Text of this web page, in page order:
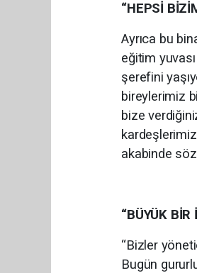
“HEPSİ
Ayrıca bu
eğitim
şerefini
bireylerimiz
bize
akabinde
“BÜYÜK BİR
“Bizler
Bugün